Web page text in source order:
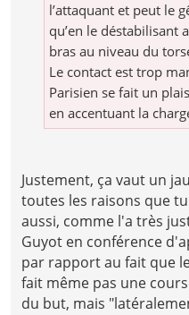
l’attaquant et peut le
qu’en le déstabilisant
bras au niveau du
Le contact est trop
Parisien se fait un
en accentuant la
Justement, ça vaut un
toutes les raisons que
aussi, comme l'a très
Guyot en conférence
par rapport au fait que
fait même pas une
du but, mais